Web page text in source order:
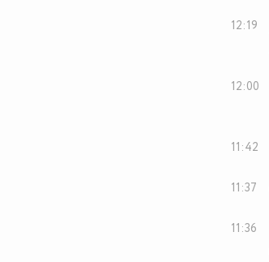
12:19
12:00
11:42
11:37
11:36